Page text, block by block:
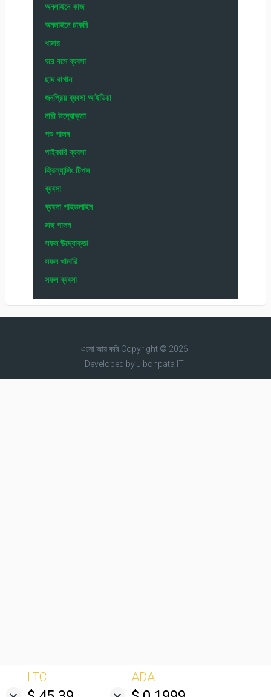
অনলাইনে কাজ
অনলাইনে চাকরি
খামার
ঘরে বসে ব্যবসা
ছাদ বাগান
জনপ্রিয় ব্যবসা আইডিয়া
নারী উদ্যোক্তা
পশু পালন
পাইকারি ব্যবসা
ফ্রিল্যান্সিং টিপস
ব্যবসা
ব্যবসা গাইডলাইন
মাছ পালন
সফল উদ্যোক্তা
সফল খামারি
সফল ব্যবসা
এসো আয় করিCopyright © 2026.
Developed byJibonpata IT
LTC ADA